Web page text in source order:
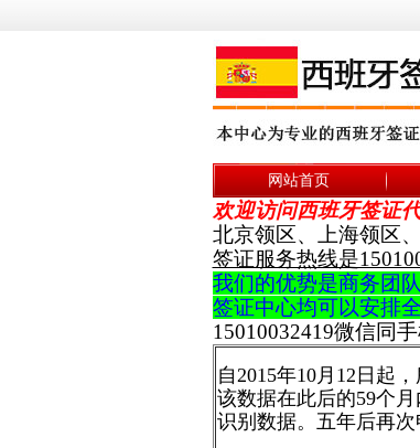
网站首页
欢迎访问西班牙签证
北京领区、上海领区
签证服务热线是
我们的优势是商务团
签证中心均可以安排
15010032419微信同
自2015年10月12日起
该数据在此后的59个
识别数据。五年后再